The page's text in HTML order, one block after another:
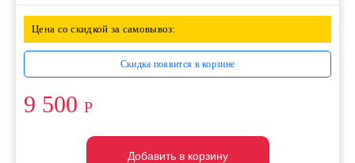
Цена со скидкой за самовывоз:
Скидка появится в корзине
9 500 Р
Добавить в корзину
Добавить в корзину
Добавить в корзину